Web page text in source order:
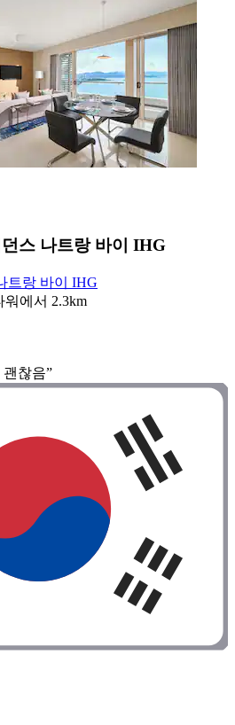
스 나트랑 바이 IHG
트랑 바이 IHG
에서 2.3km
찮음”